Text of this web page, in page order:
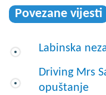
Povezane vijesti
Labinska
Driving Mrs
opuštanje